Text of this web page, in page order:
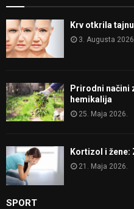
Krv otkrila
3. Augusta 2026.
Prirodni načini
hemikalija
25. Maja 2026.
Kortizol i
21. Maja 2026.
SPORT